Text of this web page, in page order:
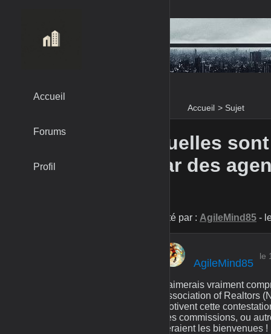
Accueil > Sujet
Accueil
Forums
Profil
Quelles
par des
Posté par : AgileMind85 -
AgileMind85
le
J'aimerais vraiment
Association of Realtors
motivent cette
des commissions, ou
seraient les bienvenues !